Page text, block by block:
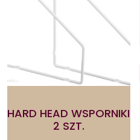
HARD HEAD WSPORNIKI
2 SZT.